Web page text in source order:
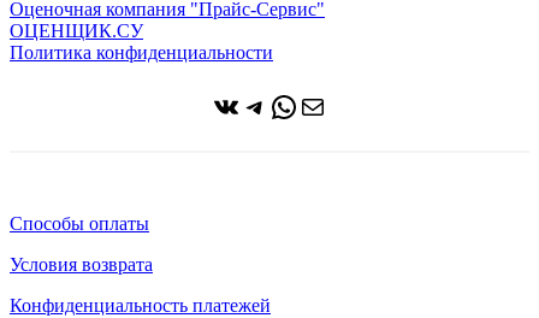
Оценочная компания "Прайс-Сервис"
ОЦЕНЩИК.СУ
Политика конфиденциальности
ВКонтакте
Telegram
WhatsApp
Почта
Способы оплаты
Условия возврата
Конфиденциальность платежей